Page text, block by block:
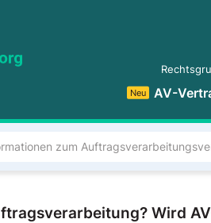
Neu AV-
Wird